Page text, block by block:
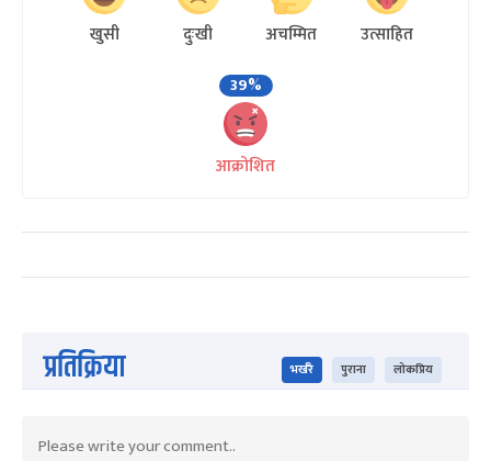
खुसी दुःखी अचम्मित
उत्साहित
39%
आक्रोशित
प्रतिक्रिया भर्खरै पुराना लोकप्रिय